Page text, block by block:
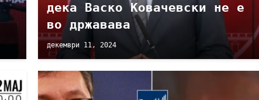
дека Васко Ковачевски не е
во државава
декември 11, 2024